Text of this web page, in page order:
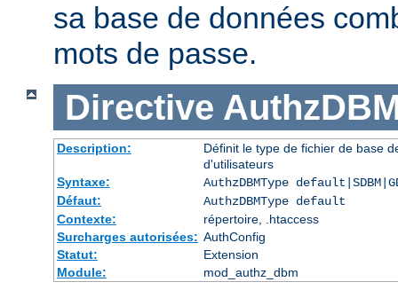
sa base de données
mots de passe.
Directive
Description:
Définit le type de fichier de base
d'utilisateurs
Syntaxe:
AuthzDBMType
Défaut:
AuthzDBMType default
Contexte:
répertoire, .htaccess
Surcharges autorisées: AuthConfig
Statut:
Extension
Module:
mod_authz_dbm